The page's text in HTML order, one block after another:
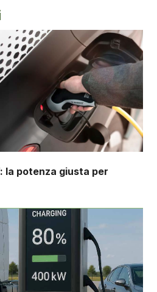
la potenza giusta per